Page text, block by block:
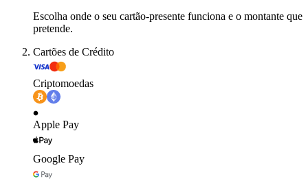
Escolha onde o seu cartão-presente funciona e o montante que
pretende.
Cartões de Crédito
Criptomoedas
Apple Pay
Google Pay